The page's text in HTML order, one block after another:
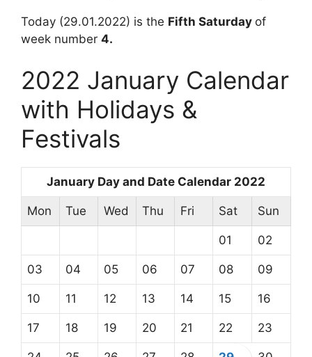
Today (29.01.2022) is the Fifth Saturday of
week number 4.
2022 January Calendar
with Holidays &
Festivals
January Day and Date Calendar 2022
Mon Tue Wed Thu Fri Sat Sun
01 02
03 04 05 06 07 08 09
10 11 12 13 14 15 16
17 18 19 20 21 22 23